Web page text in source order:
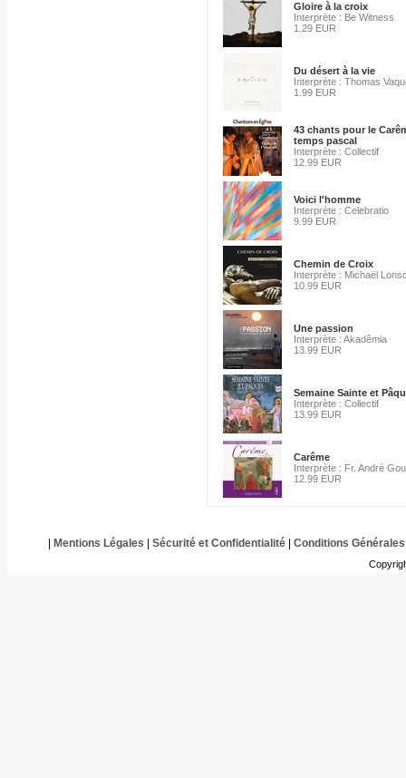
Gloire à la croix
Interprète : Be Witness
1.29 EUR
Du désert à la vie
Interprète : Thomas
1.99 EUR
43 chants pour le
temps pascal
Interprète : Collectif
12.99 EUR
Voici l'homme
Interprète : Celebratio
9.99 EUR
Chemin de Croix
Interprète : Michaël
10.99 EUR
Une passion
Interprète : Akadêmia
13.99 EUR
Semaine Sainte et
Interprète : Collectif
13.99 EUR
Carême
Interprète : Fr. André
12.99 EUR
Mentions Légales Sécurité et Confidentialité| Conditions Générales